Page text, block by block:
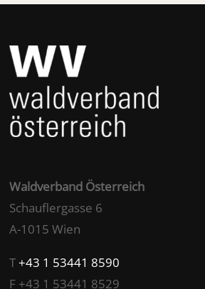
Waldverband Österreich
Schauflergasse 6
A-1015 Wien
T+43 1 53441 8590
F +43 1 53441 8529